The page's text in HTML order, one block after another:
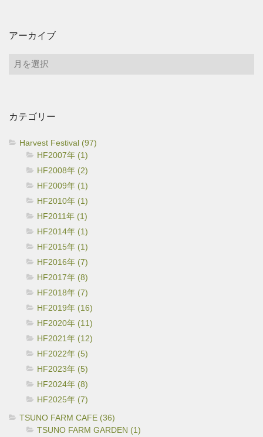
アーカイブ
ア
ブ
カテゴリー
Harvest Festival (97)
HF2007年 (1)
HF2008年 (2)
HF2009年 (1)
HF2010年 (1)
HF2011年 (1)
HF2014年 (1)
HF2015年 (1)
HF2016年 (7)
HF2017年 (8)
HF2018年 (7)
HF2019年 (16)
HF2020年 (11)
HF2021年 (12)
HF2022年 (5)
HF2023年 (5)
HF2024年 (8)
HF2025年 (7)
TSUNO FARM CAFE (36)
TSUNO FARM GARDEN (1)